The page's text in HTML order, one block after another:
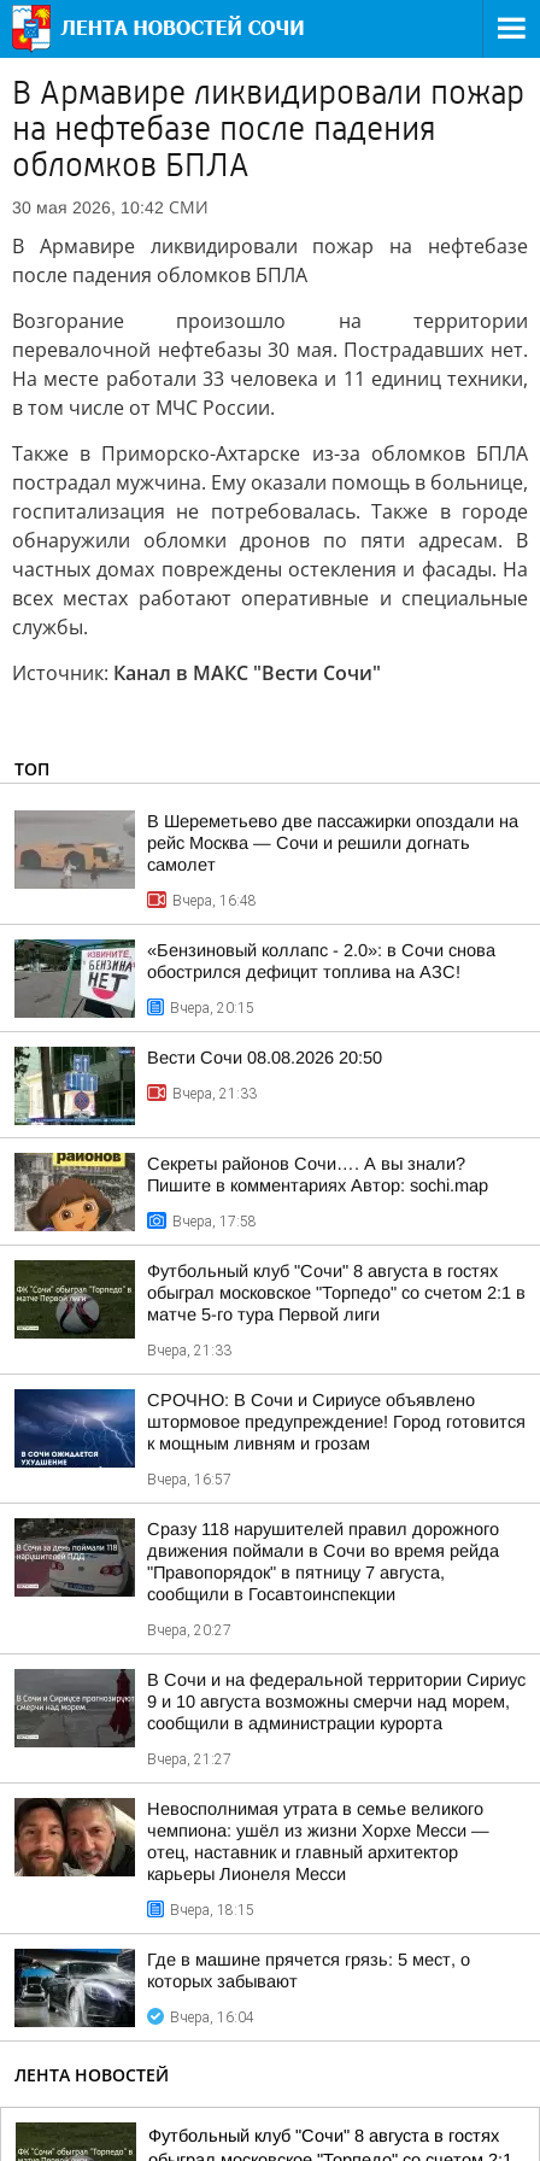
В Армавире ликвидировали пожар
на нефтебазе после падения
обломков БПЛА
30 мая 2026, 10:42 СМИ
В Армавире ликвидировали пожар на нефтебазе
после падения обломков БПЛА
Возгорание произошло на территории
перевалочной нефтебазы 30 мая. Пострадавших нет.
На месте работали 33 человека и 11 единиц техники,
в том числе от МЧС России.
Также в Приморско-Ахтарске из-за обломков БПЛА
пострадал мужчина. Ему оказали помощь в больнице,
госпитализация не потребовалась. Также в городе
обнаружили обломки дронов по пяти адресам. В
частных домах повреждены остекления и фасады. На
всех местах работают оперативные и специальные
службы.
Источник: Канал в МАКС "Вести Сочи"
ТОП
В Шереметьево две пассажирки опоздали на
рейс Москва — Сочи и решили догнать
самолет
Вчера, 16:48
«Бензиновый коллапс - 2.0»: в Сочи снова
обострился дефицит топлива на АЗС!
Вчера, 20:15
Вести Сочи 08.08.2026 20:50
Вчера, 21:33
Секреты районов Сочи…. А вы знали?
Пишите в комментариях Автор: sochi.map
Вчера, 17:58
Футбольный клуб "Сочи" 8 августа в гостях
обыграл московское "Торпедо" со счетом 2:1 в
матче 5-го тура Первой лиги
Вчера, 21:33
СРОЧНО: В Сочи и Сириусе объявлено
штормовое предупреждение! Город готовится
к мощным ливням и грозам
Вчера, 16:57
Сразу 118 нарушителей правил дорожного
движения поймали в Сочи во время рейда
"Правопорядок" в пятницу 7 августа,
сообщили в Госавтоинспекции
Вчера, 20:27
В Сочи и на федеральной территории Сириус
9 и 10 августа возможны смерчи над морем,
сообщили в администрации курорта
Вчера, 21:27
Невосполнимая утрата в семье великого
чемпиона: ушёл из жизни Хорхе Месси —
отец, наставник и главный архитектор
карьеры Лионеля Месси
Вчера, 18:15
Где в машине прячется грязь: 5 мест, о
которых забывают
Вчера, 16:04
ЛЕНТА НОВОСТЕЙ
Футбольный клуб "Сочи" 8 августа в гостях